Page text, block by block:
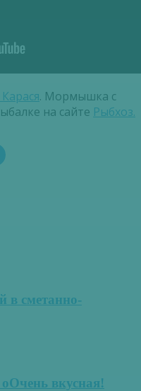
. Мормышка с
на сайте Рыбхоз.
в сметанно-
вкусная!